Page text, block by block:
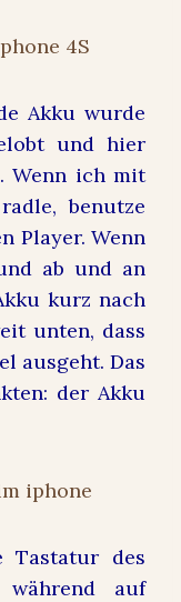
Akku wurde
und hier
Wenn ich mit
benutze
Player. Wenn
ab und an
kurz nach
unten, dass
ausgeht. Das
der Akku
des
auf